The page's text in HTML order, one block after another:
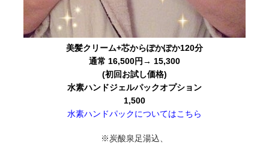
美髪クリーム+芯からぽかぽか120分
通常 16,500円→ 15,300
(初回お試し価格)
水素ハンドジェルパックオプション
1,500
水素ハンドパックについてはこちら
※炭酸泉足湯込、